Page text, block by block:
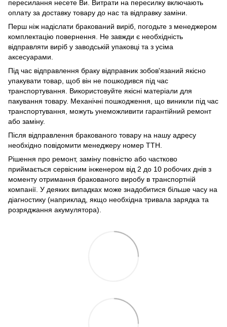
пересилання несете Ви. Витрати на пересилку включають
оплату за доставку товару до нас та відправку заміни.
Перш ніж надіслати бракований виріб, погодьте з менеджером
комплектацію повернення. Не завжди є необхідність
відправляти виріб у заводській упаковці та з усіма
аксесуарами.
Під час відправлення браку відправник зобов'язаний якісно
упакувати товар, щоб він не пошкодився під час
транспортування. Використовуйте якісні матеріали для
пакування товару. Механічні пошкодження, що виникли під час
транспортування, можуть унеможливити гарантійний ремонт
або заміну.
Після відправлення бракованого товару на нашу адресу
необхідно повідомити менеджеру номер ТТН.
Рішення про ремонт, заміну повністю або частково
приймається сервісним інженером від 2 до 10 робочих днів з
моменту отримання бракованого виробу в транспортній
компанії. У деяких випадках може знадобитися більше часу на
діагностику (наприклад, якщо необхідна тривала зарядка та
розряджання акумулятора).